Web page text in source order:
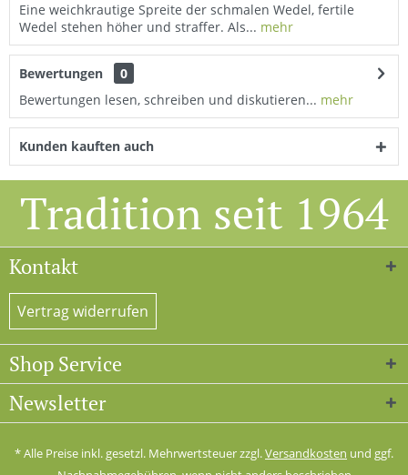
Eine weichkrautige Spreite der schmalen Wedel, fertile
Wedel stehen höher und straffer. Als... mehr
Bewertungen
0
Bewertungen lesen, schreiben und diskutieren... mehr
Kunden kauften auch
Tradition seit 1964
Kontakt
Vertrag widerrufen
Shop Service
Newsletter
* Alle Preise inkl. gesetzl. Mehrwertsteuer zzgl.Versandkosten und ggf.